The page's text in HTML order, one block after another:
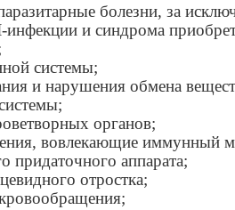
болезни, за
инфекции и синдрома
системы;
и нарушения обмена
органов;
вовлекающие иммунный
придаточного аппарата;
отростка;